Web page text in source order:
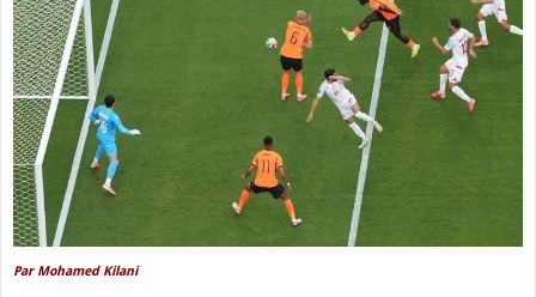
Par Mohamed Kilani